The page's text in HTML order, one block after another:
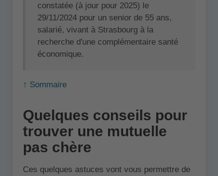
constatée (à jour pour 2025) le
29/11/2024 pour un senior de 55 ans,
salarié, vivant à Strasbourg à la
recherche d'une complémentaire santé
économique.
↑ Sommaire
Quelques conseils pour
trouver une mutuelle
pas chère
Ces quelques astuces vont vous permettre de